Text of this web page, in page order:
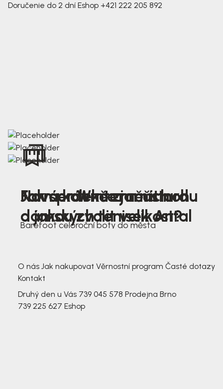
Doručenie do 2 dní Eshop +421 222 205 892
Nová kolekce jarních
dámských tenisek Antal
Jak správně změřit nohu
a jakou zvolit velikost?
Farmer Winter mustard
Barefoot celoroční boty do města
O nás Jak nakupovat Věrnostní program Časté dotazy
Kontakt
Druhý den u Vás 739 045 578 Prodejna Brno
739 225 627 Eshop